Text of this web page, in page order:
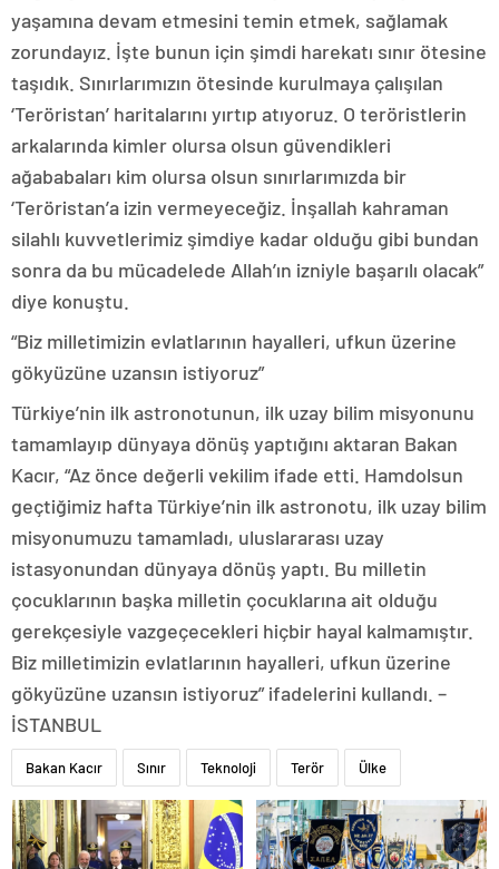
yaşamına devam etmesini temin etmek, sağlamak
zorundayız. İşte bunun için şimdi harekatı sınır ötesine
taşıdık. Sınırlarımızın ötesinde kurulmaya çalışılan
‘Teröristan’ haritalarını yırtıp atıyoruz. O teröristlerin
arkalarında kimler olursa olsun güvendikleri
ağababaları kim olursa olsun sınırlarımızda bir
‘Teröristan’a izin vermeyeceğiz. İnşallah kahraman
silahlı kuvvetlerimiz şimdiye kadar olduğu gibi bundan
sonra da bu mücadelede Allah’ın izniyle başarılı olacak”
diye konuştu.
“Biz milletimizin evlatlarının hayalleri, ufkun üzerine
gökyüzüne uzansın istiyoruz”
Türkiye’nin ilk astronotunun, ilk uzay bilim misyonunu
tamamlayıp dünyaya dönüş yaptığını aktaran Bakan
Kacır, “Az önce değerli vekilim ifade etti. Hamdolsun
geçtiğimiz hafta Türkiye’nin ilk astronotu, ilk uzay bilim
misyonumuzu tamamladı, uluslararası uzay
istasyonundan dünyaya dönüş yaptı. Bu milletin
çocuklarının başka milletin çocuklarına ait olduğu
gerekçesiyle vazgeçecekleri hiçbir hayal kalmamıştır.
Biz milletimizin evlatlarının hayalleri, ufkun üzerine
gökyüzüne uzansın istiyoruz” ifadelerini kullandı. –
İSTANBUL
Bakan Kacır Sınır Teknoloji Terör Ülke